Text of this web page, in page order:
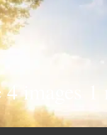
images 1